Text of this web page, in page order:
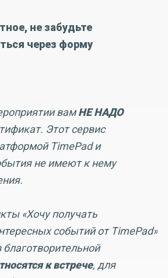
не забудьте
через форму
вамНЕ НАДО
Этот сервис
TimePad и
не имеют к нему
«Хочу получать
событий от TimePad»
благотворительной
к встрече, для